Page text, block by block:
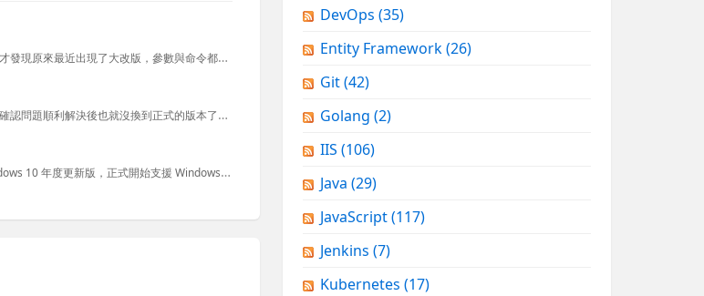
最近在使用 AzCopy 的時候，發現怎麼跟以前差這麼多，命令與參數都不一樣了，這才發現原來最近出現了大改版，參數與命令都不一樣了。這個新版改變蠻大的，我覺得對一個用過舊版的人來說，改用新版的第一印象
前陣子為了測試一個 TortoiseSVN 的問題，因此改安裝了 Nightly Builds 的版本，當確認問題順利解決後也就沒換到正式的版本了，所以我從今年 9 月份一直用到現在，但今天我將這個版...
自從 Windows 核心版本 v14393 開始，也就是 Windows Server 2016 LTSC 與 Windows 10 年度更新版，正式開始支援 Windows 容器，這意謂著企業可以
DevOps (35)
Entity Framework(26)
Git(42)
Golang (2)
IIS (106)
Java (29)
JavaScript(117)
Jenkins (7)
Kubernetes (17)